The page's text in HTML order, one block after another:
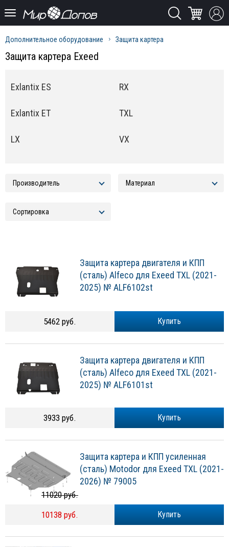
Дополнительное оборудование Защита картера
Защита картера Exeed
Exlantix ES
Exlantix ET
LX
RX
TXL
VX
Защита картера двигателя и КПП
(сталь) Alfeco для Exeed TXL (2021-
2025) № ALF6102st
Купить
5462 руб.
Защита картера двигателя и КПП
(сталь) Alfeco для Exeed TXL (2021-
2025) № ALF6101st
Купить
3933 руб.
Защита картера и КПП усиленная
(сталь) Motodor для Exeed TXL (2021-
2026) № 79005
Купить
11020 руб.
10138 руб.